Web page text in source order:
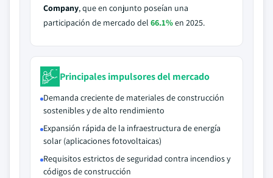
Company, que en conjunto poseían una
participación de mercado del 66.1%en 2025.
Principales impulsores del mercado
Demanda creciente de materiales de construcción
sostenibles y de alto rendimiento
Expansión rápida de la infraestructura de energía
solar (aplicaciones fotovoltaicas)
Requisitos estrictos de seguridad contra incendios y
códigos de construcción